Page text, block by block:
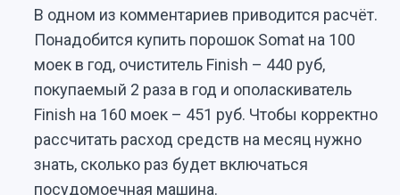
В одном из комментариев приводится расчёт.
Понадобится купить порошок Somat на 100
моек в год, очиститель Finish – 440 руб,
покупаемый 2 раза в год и ополаскиватель
Finish на 160 моек – 451 руб. Чтобы корректно
рассчитать расход средств на месяц нужно
знать, сколько раз будет включаться
посудомоечная машина.